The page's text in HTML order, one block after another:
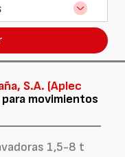
S.A. (Aplec
movimientos
1,5-8 t